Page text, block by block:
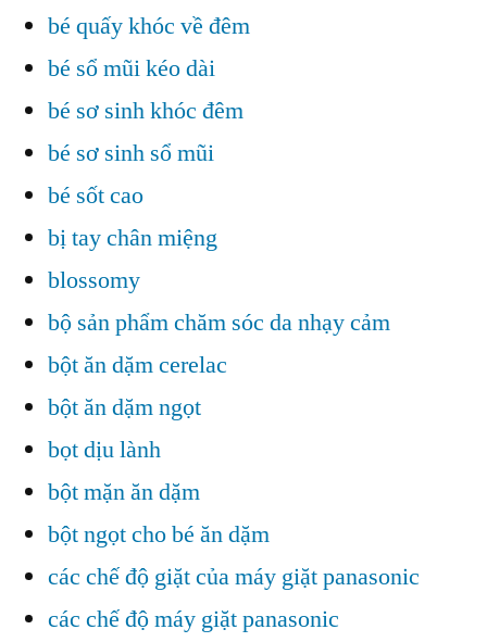
bé quấy khóc về đêm
bé sổ mũi kéo dài
bé sơ sinh khóc đêm
bé sơ sinh sổ mũi
bé sốt cao
bị tay chân miệng
blossomy
bộ sản phẩm chăm sóc da nhạy cảm
bột ăn dặm cerelac
bột ăn dặm ngọt
bọt dịu lành
bột mặn ăn dặm
bột ngọt cho bé ăn dặm
các chế độ giặt của máy giặt panasonic
các chế độ máy giặt panasonic